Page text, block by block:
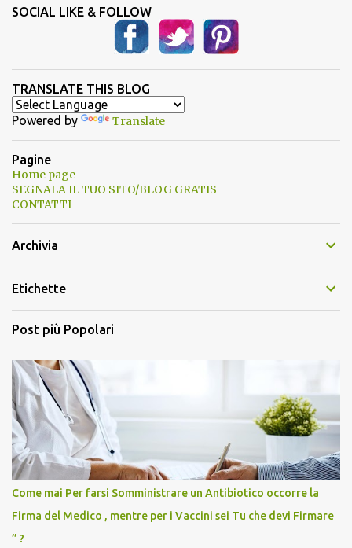
SOCIAL LIKE & FOLLOW
TRANSLATE THIS BLOG
Powered by Translate
Pagine
Home page
SEGNALA IL TUO SITO/BLOG GRATIS
CONTATTI
Archivia
Etichette
Post più Popolari
Come mai Per farsi Somministrare un Antibiotico occorre la
Firma del Medico , mentre per i Vaccini sei Tu che devi Firmare
” ?